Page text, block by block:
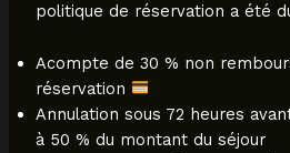
politique de réservation a été
Acompte de 30 % non
réservation
Annulation sous 72 heures
à 50 % du montant du séjour